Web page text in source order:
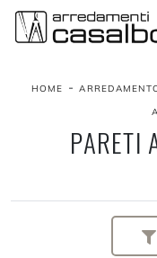
HOME -
PARETI